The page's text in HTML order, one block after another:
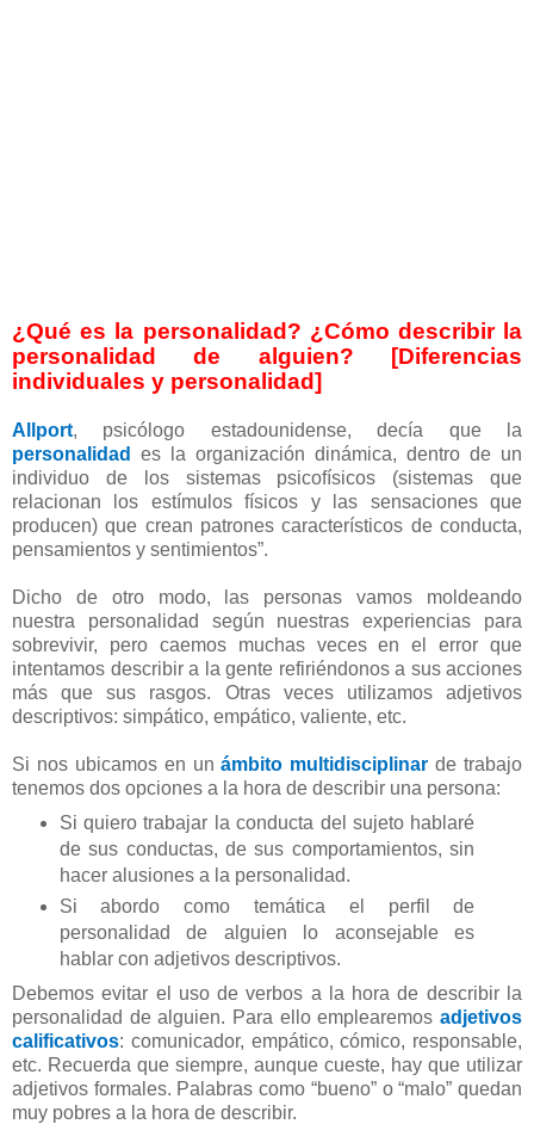
¿Qué es la personalidad? ¿Cómo describir la
personalidad de alguien? [Diferencias
individuales y personalidad]
Allport, psicólogo estadounidense, decía que la
personalidad
es la organización dinámica, dentro de un
individuo de los sistemas psicofísicos (sistemas que
relacionan los estímulos físicos y las sensaciones que
producen) que crean patrones característicos de conducta,
pensamientos y sentimientos”.
Dicho de otro modo, las personas vamos moldeando
nuestra personalidad según nuestras experiencias para
sobrevivir, pero caemos muchas veces en el error que
intentamos describir a la gente refiriéndonos a sus acciones
más que sus rasgos. Otras veces utilizamos adjetivos
descriptivos: simpático, empático, valiente, etc.
Si nos ubicamos en unámbito multidisciplinar de trabajo
tenemos dos opciones a la hora de describir una persona:
Si quiero trabajar la conducta del sujeto hablaré
de sus conductas, de sus comportamientos, sin
hacer alusiones a la personalidad.
Si abordo como temática el perfil de
personalidad de alguien lo aconsejable es
hablar con adjetivos descriptivos.
Debemos evitar el uso de verbos a la hora de describir la
personalidad de alguien. Para ello emplearemos adjetivos
calificativos: comunicador, empático, cómico, responsable,
etc. Recuerda que siempre, aunque cueste, hay que utilizar
adjetivos formales. Palabras como “bueno” o “malo” quedan
muy pobres a la hora de describir.